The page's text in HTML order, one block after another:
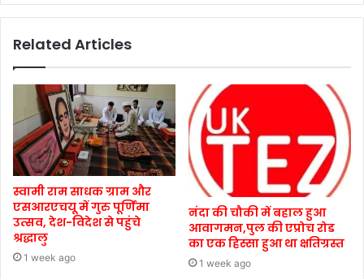
Related Articles
स्वामी राम साधक ग्राम और
एसआरएचयू में गुरु पूर्णिमा
उत्सव, देश-विदेश से पहुंचे
श्रद्धालु
1 week ago
नंदा की चौकी में बहाल हुआ
आवागमन,पुल की एप्रोच रोड
का एक हिस्सा हुआ था क्षतिग्रस्त
1 week ago